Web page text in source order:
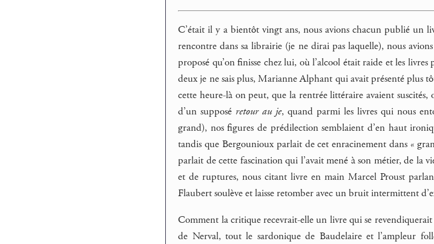
C’était il y a bientôt vingt ans, nous avions chacun publié un
rencontre dans sa librairie (je ne dirai pas laquelle), nous
proposé qu’on finisse chez lui, où l’alcool était raide et les
deux je ne sais plus, Marianne Alphant qui avait présenté plus
cette heure-là on peut, que la rentrée littéraire avaient
d’un supposé retour au je, quand parmi les livres qui nous
grand), nos figures de prédilection semblaient d’en haut
tandis que Bergounioux parlait de cet enracinement dans «
parlait de cette fascination qui l’avait mené à son métier, de la
et de ruptures, nous citant livre en main Marcel Proust
Flaubert soulève et laisse retomber avec un bruit intermittent
Comment la critique recevrait-elle un livre qui se revendiquerait
de Nerval, tout le sardonique de Baudelaire et l’ampleur